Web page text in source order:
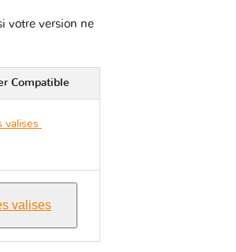
votre version ne
Compatible
valises
valises